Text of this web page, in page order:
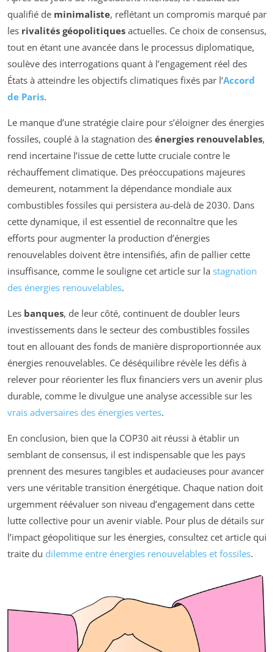
qualifié de minimaliste, reflétant un compromis marqué par
les rivalités géopolitiques actuelles. Ce choix de consensus,
tout en étant une avancée dans le processus diplomatique,
soulève des interrogations quant à l’engagement réel des
États à atteindre les objectifs climatiques fixés par l’Accord
de Paris.
Le manque d’une stratégie claire pour s’éloigner des énergies
fossiles, couplé à la stagnation des énergies renouvelables,
rend incertaine l’issue de cette lutte cruciale contre le
réchauffement climatique. Des préoccupations majeures
demeurent, notamment la dépendance mondiale aux
combustibles fossiles qui persistera au-delà de 2030. Dans
cette dynamique, il est essentiel de reconnaître que les
efforts pour augmenter la production d’énergies
renouvelables doivent être intensifiés, afin de pallier cette
insuffisance, comme le souligne cet article sur la stagnation
des énergies renouvelables.
Les banques, de leur côté, continuent de doubler leurs
investissements dans le secteur des combustibles fossiles
tout en allouant des fonds de manière disproportionnée aux
énergies renouvelables. Ce déséquilibre révèle les défis à
relever pour réorienter les flux financiers vers un avenir plus
durable, comme le divulgue une analyse accessible sur les
vrais adversaires des énergies vertes.
En conclusion, bien que la COP30 ait réussi à établir un
semblant de consensus, il est indispensable que les pays
prennent des mesures tangibles et audacieuses pour avancer
vers une véritable transition énergétique. Chaque nation doit
urgemment réévaluer son niveau d’engagement dans cette
lutte collective pour un avenir viable. Pour plus de détails sur
l’impact géopolitique sur les énergies, consultez cet article qui
traite du dilemme entre énergies renouvelables et fossiles.